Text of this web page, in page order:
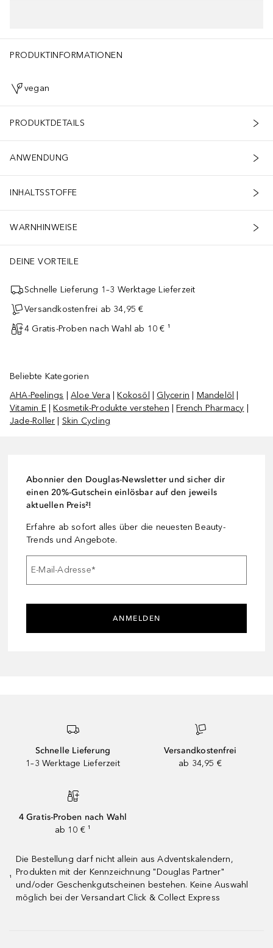
PRODUKTINFORMATIONEN
vegan
PRODUKTDETAILS
ANWENDUNG
INHALTSSTOFFE
WARNHINWEISE
DEINE VORTEILE
Schnelle Lieferung 1–3 Werktage Lieferzeit
Versandkostenfrei ab 34,95 €
4 Gratis-Proben nach Wahl ab 10 € ¹
Beliebte Kategorien
AHA-Peelings |Aloe Vera |Kokosöl Glycerin Mandelöl
Vitamin E|Kosmetik-Produkte verstehen |French Pharmacy
Jade-Roller
Skin Cycling
Abonnier den Douglas-Newsletter und sicher dir
einen 20%-Gutschein einlösbar auf den jeweils
aktuellen Preis²!
Erfahre ab sofort alles über die neuesten Beauty-
Trends und Angebote.
E-Mail-Adresse*
ANMELDEN
Schnelle Lieferung
1–3 Werktage Lieferzeit
Versandkostenfrei
ab 34,95 €
4 Gratis-Proben nach Wahl
ab 10 € ¹
¹
Die Bestellung darf nicht allein aus Adventskalendern,
Produkten mit der Kennzeichnung "Douglas Partner"
und/oder Geschenkgutscheinen bestehen. Keine Auswahl
möglich bei der Versandart Click & Collect Express